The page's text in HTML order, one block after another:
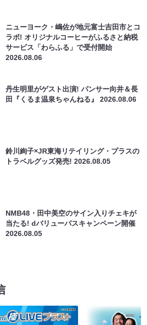
ニューヨーク・嶋佐が地元富士吉田市とコ
ラボ! オリジナルコーヒーがふるさと納税
サービス「わらふる」で受付開始
2026.08.06
丹生明里がゲスト出演! パンサー向井＆長
田『くるま温泉ちゃんねる』2026.08.06
鈴川絢子×JR東海リテイリング・プラスの
トラベルグッズ発売!2026.08.05
NMB48・田中美空のサイン入りチェキが
当たる! dバリューパスキャンペーン開催
2026.08.05